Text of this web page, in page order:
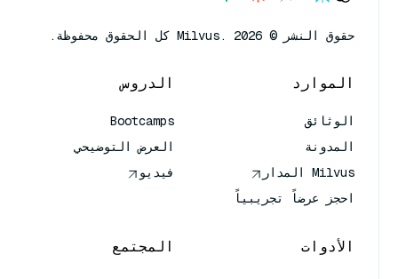
حقوق النشر © Milvus. 2026 كل الحقوق محفوظة.
الموارد
الوثائق
المدونة
Milvus المدار
احجز عرضاً تجريبياً
الدروس
Bootcamps
العرض التوضيحي
فيديو
الأدوات المجتمع